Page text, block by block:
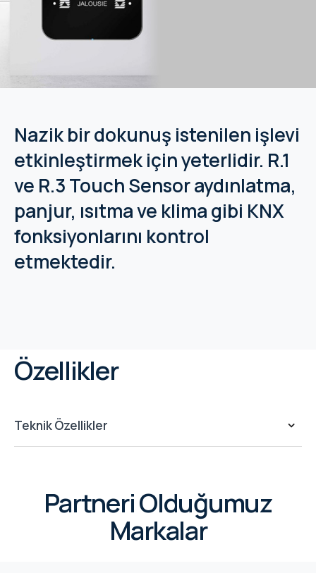
Nazik bir dokunuş istenilen işlevi
etkinleştirmek için yeterlidir. R.1
ve R.3 Touch Sensor aydınlatma,
panjur, ısıtma ve klima gibi KNX
fonksiyonlarını kontrol
etmektedir.
Özellikler
Teknik Özellikler
Partneri Olduğumuz
Markalar